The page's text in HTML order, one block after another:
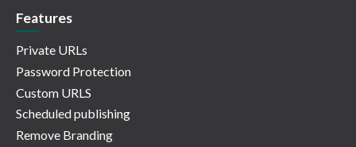
Features
Private URLs
Password Protection
Custom URLS
Scheduled publishing
Remove Branding